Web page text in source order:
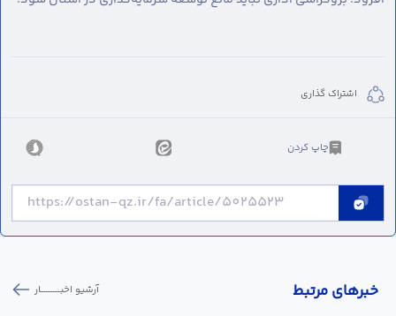
اشتراک گذاری
چاپ کردن
خبر‌های مرتبط آرشیو اخبـــــــــــار